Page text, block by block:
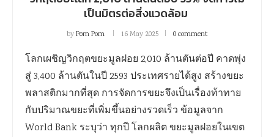
เป็นมิตรต่อสิ่งแวดล้อม
byPom Pom 16 May 2025 0 comment
โลกเผชิญวิกฤตขยะมูลฝอย 2,010 ล้านตันต่อปี คาดพุ่ง
สู่ 3,400 ล้านตันในปี 2593 ประเทศรายได้สูง สร้างขยะ
พลาสติกมากที่สุด การจัดการขยะจึงเป็นเรื่องท้าทาย
กับปริมาณขยะที่เพิ่มขึ้นอย่างรวดเร็ว ข้อมูลจาก
World Bank ระบุว่า ทุกปี โลกผลิต ขยะมูลฝอยในเขต